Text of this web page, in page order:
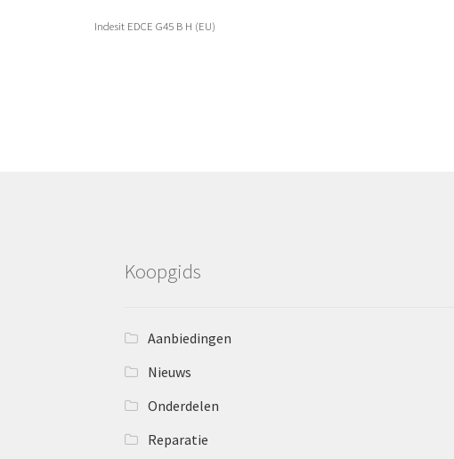
Indesit EDCE G45 B H (EU)
Koopgids
Aanbiedingen
Nieuws
Onderdelen
Reparatie